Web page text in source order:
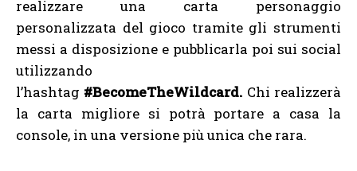
realizzare una carta personaggio
personalizzata del gioco tramite gli strumenti
messi a disposizione e pubblicarla poi sui social
utilizzando
l’hashtag #BecomeTheWildcard. Chi realizzerà
la carta migliore si potrà portare a casa la
console, in una versione più unica che rara.